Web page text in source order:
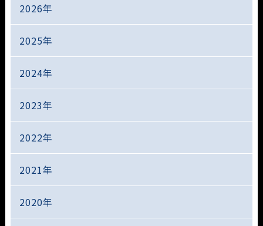
2026年
2025年
2024年
2023年
2022年
2021年
2020年